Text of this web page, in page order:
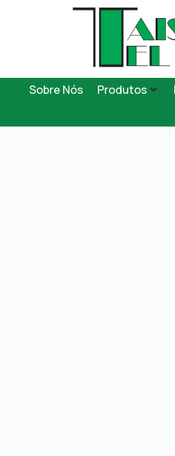
Sobre Nós Produtos